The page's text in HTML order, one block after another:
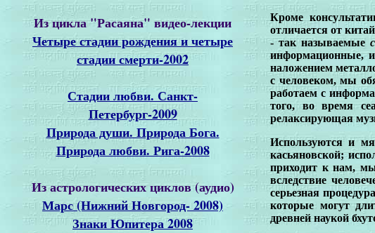
Из цикла "Расаяна" видео-лекции
Четыре стадии рождения и четыре
стадии смерти-2002
Стадии любви. Санкт-
Петербург-2009
Природа души. Природа Бога.
Природа любви. Рига-2008
Из астрологических циклов (аудио)
Марс (Нижний Новгород- 2008)
Знаки Юпитера 2008
Кроме
отличается от
- так называемые
информационные,
наложением
с человеком, мы
работаем с
того, во время
релаксирующая
Используются и
касьяновской;
приходит к нам,
вследствие
серьезная
которые могут
древней наукой